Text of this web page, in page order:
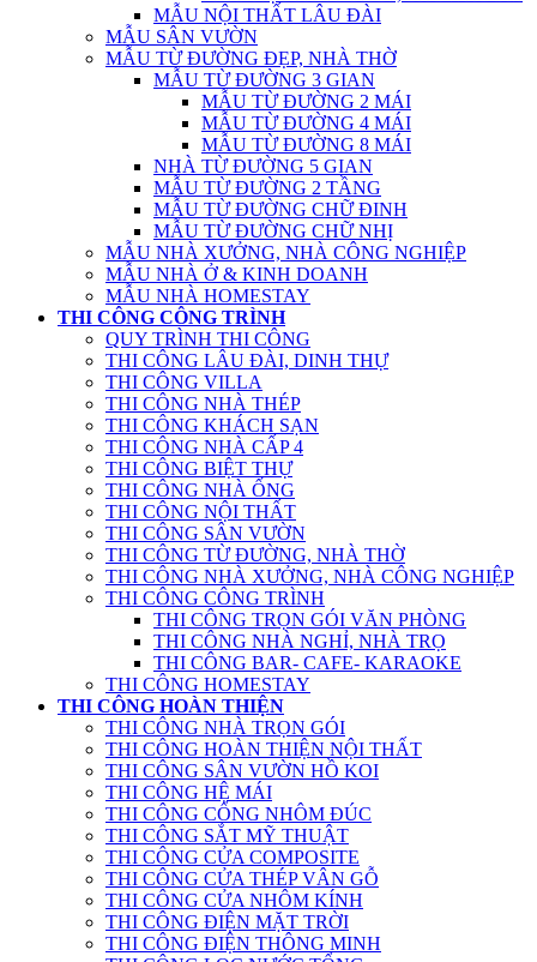
MẪU NỘI THẤT LÂU ĐÀI
MẪU SÂN VƯỜN
MẪU TỪ ĐƯỜNG ĐẸP, NHÀ THỜ
MẪU TỪ ĐƯỜNG 3 GIAN
MẪU TỪ ĐƯỜNG 2 MÁI
MẪU TỪ ĐƯỜNG 4 MÁI
MẪU TỪ ĐƯỜNG 8 MÁI
NHÀ TỪ ĐƯỜNG 5 GIAN
MẪU TỪ ĐƯỜNG 2 TẦNG
MẪU TỪ ĐƯỜNG CHỮ ĐINH
MẪU TỪ ĐƯỜNG CHỮ NHỊ
MẪU NHÀ XƯỞNG, NHÀ CÔNG NGHIỆP
MẪU NHÀ Ở & KINH DOANH
MẪU NHÀ HOMESTAY
THI CÔNG CÔNG TRÌNH
QUY TRÌNH THI CÔNG
THI CÔNG LÂU ĐÀI, DINH THỰ
THI CÔNG VILLA
THI CÔNG NHÀ THÉP
THI CÔNG KHÁCH SẠN
THI CÔNG NHÀ CẤP 4
THI CÔNG BIỆT THỰ
THI CÔNG NHÀ ỐNG
THI CÔNG NỘI THẤT
THI CÔNG SÂN VƯỜN
THI CÔNG TỪ ĐƯỜNG, NHÀ THỜ
THI CÔNG NHÀ XƯỞNG, NHÀ CÔNG NGHIỆP
THI CÔNG CÔNG TRÌNH
THI CÔNG TRỌN GÓI VĂN PHÒNG
THI CÔNG NHÀ NGHỈ, NHÀ TRỌ
THI CÔNG BAR- CAFE- KARAOKE
THI CÔNG HOMESTAY
THI CÔNG HOÀN THIỆN
THI CÔNG NHÀ TRỌN GÓI
THI CÔNG HOÀN THIỆN NỘI THẤT
THI CÔNG SÂN VƯỜN HỒ KOI
THI CÔNG HỆ MÁI
THI CÔNG CỔNG NHÔM ĐÚC
THI CÔNG SẮT MỸ THUẬT
THI CÔNG CỬA COMPOSITE
THI CÔNG CỬA THÉP VÂN GỖ
THI CÔNG CỬA NHÔM KÍNH
THI CÔNG ĐIỆN MẶT TRỜI
THI CÔNG ĐIỆN THÔNG MINH